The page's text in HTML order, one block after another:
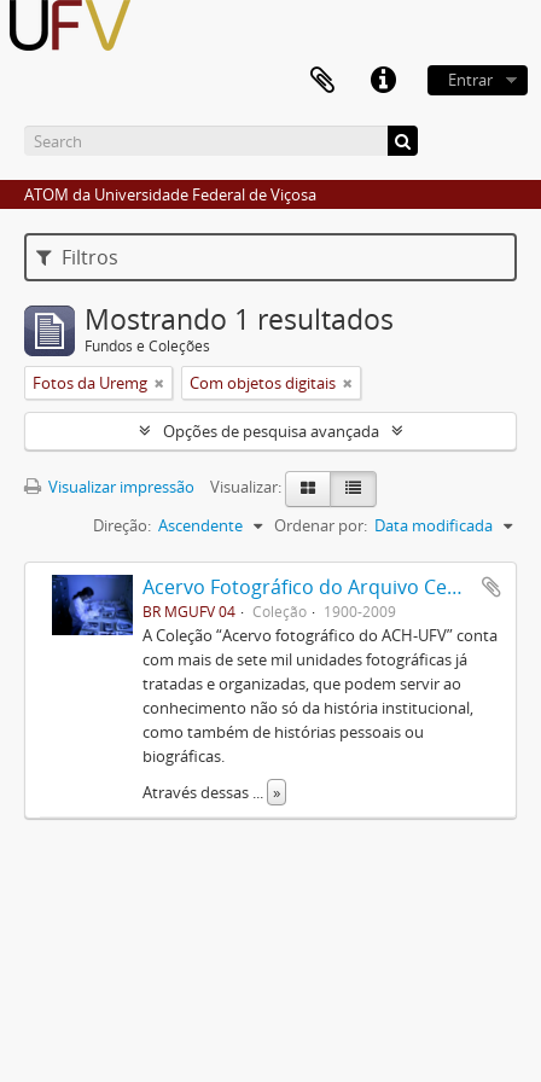
Entrar
ATOM da Universidade Federal de Viçosa
Filtros
Mostrando 1 resultados
Fundos e Coleções
Fotos da Uremg Com objetos digitais
Opções de pesquisa avançada
Visualizar impressão
Visualizar:
Ordenar por: Data modificada
Direção: Ascendente
Acervo Fotográfico do Arquivo Central Histórico da UFV
BR MGUFV 04 Coleção 1900-2009
A Coleção “Acervo fotográfico do ACH-UFV” conta
com mais de sete mil unidades fotográficas já
tratadas e organizadas, que podem servir ao
conhecimento não só da história institucional,
como também de histórias pessoais ou
biográficas.
Através dessas
»